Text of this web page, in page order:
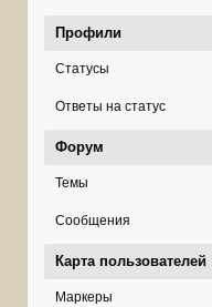
Профили
Статусы
Ответы на статус
Форум
Темы
Сообщения
Карта пользователей
Маркеры